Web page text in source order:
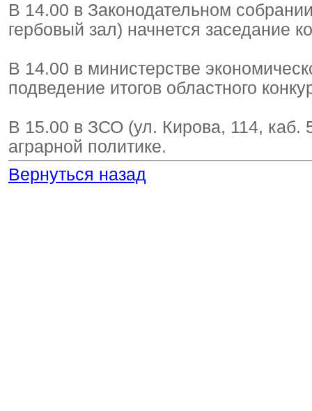
В 14.00 в Законодательном
гербовый зал) начнется заседание
В 14.00 в министерстве
подведение итогов областного
В 15.00 в ЗСО (ул. Кирова, 114, каб.
аграрной политике.
Вернуться назад